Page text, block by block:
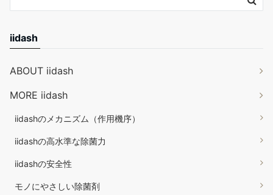
iidash
ABOUT iidash
MORE iidash
iidashのメカニズム（作用機序）
iidashの高水準な除菌力
iidashの安全性
モノにやさしい除菌剤